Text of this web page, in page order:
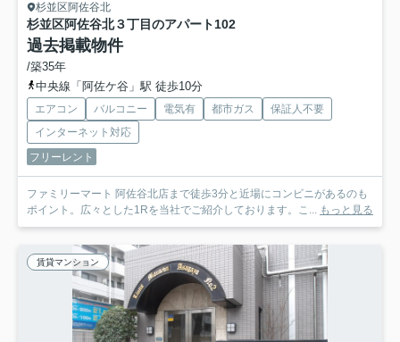
杉並区阿佐谷北
杉並区阿佐谷北３丁目のアパート102
過去掲載物件
/築35年
中央線「阿佐ケ谷」駅 徒歩10分
エアコン バルコニー 電気有 都市ガス
保証人不要
インターネット対応
フリーレント
ファミリーマート 阿佐谷北店まで徒歩3分と近場にコンビニがあるのも
ポイント。広々とした1Rを当社でご紹介しております。こ... もっと見る
賃貸マンション